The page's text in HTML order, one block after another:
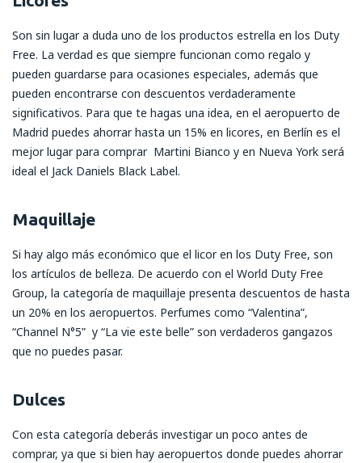
Son sin lugar a duda uno de los productos estrella en los Duty
Free. La verdad es que siempre funcionan como regalo y
pueden guardarse para ocasiones especiales, además que
pueden encontrarse con descuentos verdaderamente
significativos. Para que te hagas una idea, en el aeropuerto de
Madrid puedes ahorrar hasta un 15% en licores, en Berlín es el
mejor lugar para comprar Martini Bianco y en Nueva York será
ideal el Jack Daniels Black Label.
Maquillaje
Si hay algo más económico que el licor en los Duty Free, son
los artículos de belleza. De acuerdo con el World Duty Free
Group, la categoría de maquillaje presenta descuentos de hasta
un 20% en los aeropuertos. Perfumes como “Valentina”,
“Channel N°5” y “La vie este belle” son verdaderos gangazos
que no puedes pasar.
Dulces
Con esta categoría deberás investigar un poco antes de
comprar, ya que si bien hay aeropuertos donde puedes ahorrar